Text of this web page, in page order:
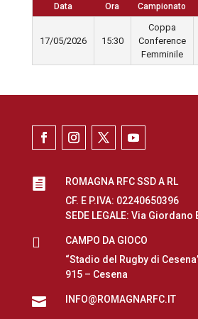
Data Ora Campionato
17/05/2026 15:30
Coppa
Conference
Femminile

ROMAGNA RFC SSD A RL
CF. E P.IVA: 02240650396
SEDE LEGALE: Via Giordano

CAMPO DA GIOCO
“Stadio del Rugby di
915 – Cesena
 INFO@ROMAGNARFC.IT